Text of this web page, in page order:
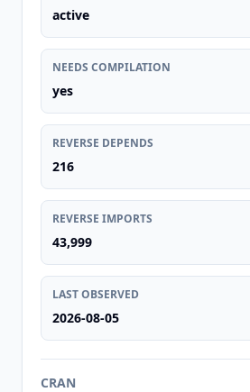
active
NEEDS COMPILATION
yes
REVERSE DEPENDS
216
REVERSE IMPORTS
43,999
LAST OBSERVED
2026-08-05
CRAN